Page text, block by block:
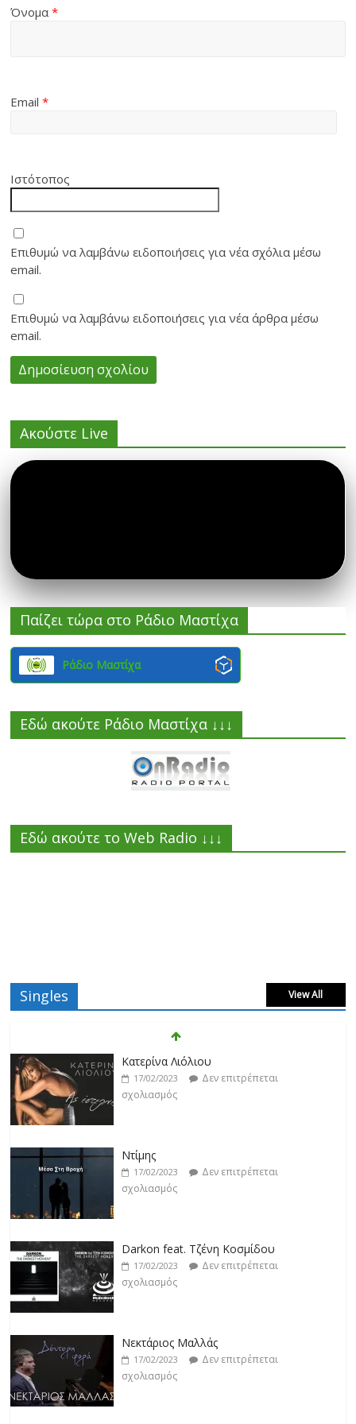
Όνομα*
Email*
Ιστότοπος
Επιθυμώ να λαμβάνω ειδοποιήσεις για νέα σχόλια μέσω
email.
Επιθυμώ να λαμβάνω ειδοποιήσεις για νέα άρθρα μέσω
email.
Ακούστε Live
Παίζει τώρα στο Ράδιο Μαστίχα
Ράδιο Μαστίχα
Εδώ ακούτε Ράδιο Μαστίχα ↓↓↓
Εδώ ακούτε το Web Radio ↓↓↓
Singles View All
17/02/2023
Δεν επιτρέπεται
σχολιασμός
17/02/2023
σχολιασμός
17/02/2023
Δεν επιτρέπεται
σχολιασμός
17/02/2023
Δεν επιτρέπεται
σχολιασμός